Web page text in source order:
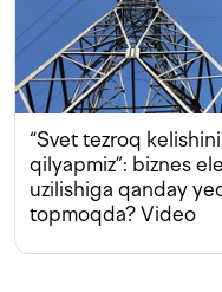
“Svet tezroq
qilyapmiz”: biznes
uzilishiga qanday
topmoqda? Video